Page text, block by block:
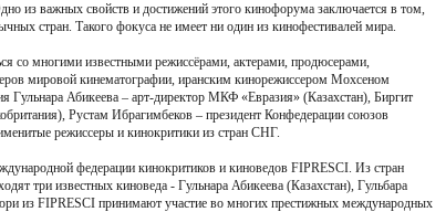
из важных свойств и достижений этого кинофорума заключается в том,
стран. Такого фокуса не имеет ни один из кинофестивалей мира.
со многими известными режиссёрами, актерами, продюсерами,
мировой кинематографии, иранским кинорежиссером Мохсеном
Гульнара Абикеева – арт-директор МКФ «Евразия» (Казахстан), Биргит
Рустам Ибрагимбеков – президент Конфедерации союзов
режиссеры и кинокритики из стран СНГ.
федерации кинокритиков и киноведов FIPRESСI. Из стран
три известных киноведа - Гульнара Абикеева (Казахстан), Гульбара
из FIPRESСI принимают участие во многих престижных международных